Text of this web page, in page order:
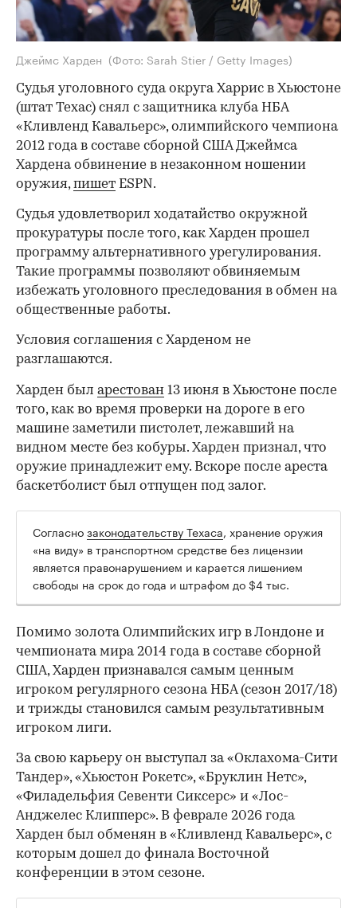
Джеймс Харден (Фото: Sarah Stier / Getty Images)
Судья уголовного суда округа Харрис в Хьюстоне
(штат Техас) снял с защитника клуба НБА
«Кливленд Кавальерс», олимпийского чемпиона
2012 года в составе сборной США Джеймса
Хардена обвинение в незаконном ношении
оружия,пишет ESPN.
Судья удовлетворил ходатайство окружной
прокуратуры после того, как Харден прошел
программу альтернативного урегулирования.
Такие программы позволяют обвиняемым
избежать уголовного преследования в обмен на
общественные работы.
Условия соглашения с Харденом не
разглашаются.
00:00 / 00:00
Харден был арестован 13 июня в Хьюстоне после
того, как во время проверки на дороге в его
машине заметили пистолет, лежавший на
видном месте без кобуры. Харден признал, что
оружие принадлежит ему. Вскоре после ареста
баскетболист был отпущен под залог.
Согласнозаконодательству Техаса, хранение оружия
«на виду» в транспортном средстве без лицензии
является правонарушением и карается лишением
свободы на срок до года и штрафом до $4 тыс.
Помимо золота Олимпийских игр в Лондоне и
чемпионата мира 2014 года в составе сборной
США, Харден признавался самым ценным
игроком регулярного сезона НБА (сезон 2017/18)
и трижды становился самым результативным
игроком лиги.
За свою карьеру он выступал за «Оклахома-Сити
Тандер», «Хьюстон Рокетс», «Бруклин Нетс»,
«Филадельфия Севенти Сиксерс» и «Лос-
Анджелес Клипперс». В феврале 2026 года
Харден был обменян в «Кливленд Кавальерс», с
которым дошел до финала Восточной
конференции в этом сезоне.